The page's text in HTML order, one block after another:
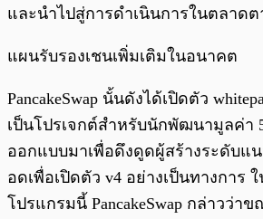
และนำไปสู่การดำเนินการในตลาด
แผนรับรองเชนเพิ่มเติมในอนาคต
PancakeSwap นั้นดังได้เปิดตัว
เป็นโปรเจกต์สำหรับนักพัฒนามูลค่า
ออกแบบมาเพื่อดึงดูดผู้สร้างระดับแ
อดเพื่อเปิดตัว v4 อย่างเป็นทางการ
โปรแกรมนี้ PancakeSwap กล่าวว่า